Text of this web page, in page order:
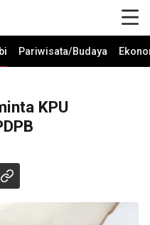
Pariwisata/Budaya
KPU